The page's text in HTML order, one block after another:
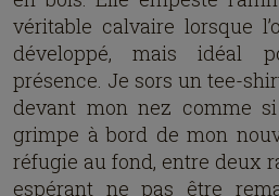
véritable calvaire lorsque
développé, mais idéal
présence. Je sors un tee-
devant mon nez comme
grimpe à bord de mon
réfugie au fond, entre deux
espérant ne pas être